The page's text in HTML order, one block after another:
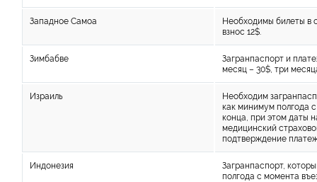
Западное Самоа
Необходимы билеты в
взнос 12$.
Зимбабве
Загранпаспорт и
месяц – 30$, три
Израиль
Необходим
как минимум полгода
конца, при этом даты
медицинский
подтверждение
Индонезия
Загранпаспорт,
полгода с момента